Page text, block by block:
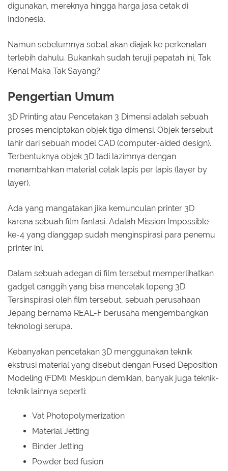
digunakan, mereknya hingga harga jasa cetak di
Indonesia.
Namun sebelumnya sobat akan diajak ke perkenalan
terlebih dahulu. Bukankah sudah teruji pepatah ini, Tak
Kenal Maka Tak Sayang?
Pengertian Umum
3D Printing atau Pencetakan 3 Dimensi adalah sebuah
proses menciptakan objek tiga dimensi. Objek tersebut
lahir dari sebuah model CAD (computer-aided design).
Terbentuknya objek 3D tadi lazimnya dengan
menambahkan material cetak lapis per lapis (layer by
layer).
Ada yang mangatakan jika kemunculan printer 3D
karena sebuah film fantasi. Adalah Mission Impossible
ke-4 yang dianggap sudah menginspirasi para penemu
printer ini.
Dalam sebuah adegan di film tersebut memperlihatkan
gadget canggih yang bisa mencetak topeng 3D.
Tersinspirasi oleh film tersebut, sebuah perusahaan
Jepang bernama REAL-F berusaha mengembangkan
teknologi serupa.
Kebanyakan pencetakan 3D menggunakan teknik
ekstrusi material yang disebut dengan Fused Deposition
Modeling (FDM). Meskipun demikian, banyak juga teknik-
teknik lainnya seperti:
Vat Photopolymerization
Material Jetting
Binder Jetting
Powder bed fusion